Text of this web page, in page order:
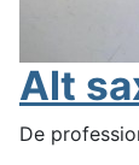
Alt
De